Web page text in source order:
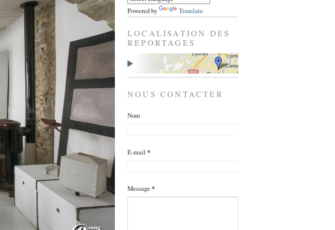
Powered by Translate
LOCALISATION DES
REPORTAGES
NOUS CONTACTER
Nom
E-mail *
Message *